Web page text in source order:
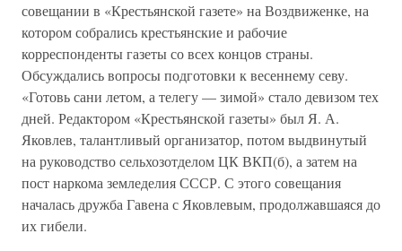
совещании в «Крестьянской газете» на Воздвиженке, на
котором собрались крестьянские и рабочие
корреспонденты газеты со всех концов страны.
Обсуждались вопросы подготовки к весеннему севу.
«Готовь сани летом, а телегу — зимой» стало девизом тех
дней. Редактором «Крестьянской газеты» был Я. А.
Яковлев, талантливый организатор, потом выдвинутый
на руководство сельхозотделом ЦК ВКП(б), а затем на
пост наркома земледелия СССР. С этого совещания
началась дружба Гавена с Яковлевым, продолжавшаяся до
их гибели.